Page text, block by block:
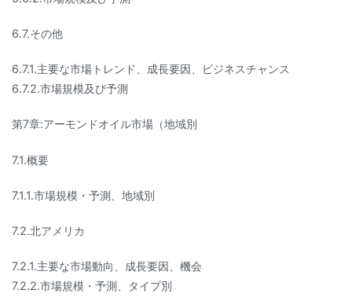
6.7.その他
6.7.1.主要な市場トレンド、成長要因、ビジネスチャンス
6.7.2.市場規模及び予測
第7章:アーモンドオイル市場（地域別
7.1.概要
7.1.1.市場規模・予測、地域別
7.2.北アメリカ
7.2.1.主要な市場動向、成長要因、機会
7.2.2.市場規模・予測、タイプ別